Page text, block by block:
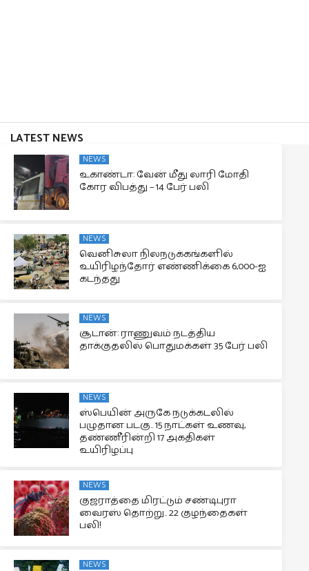
LATEST NEWS
NEWS
உகாண்டா: வேன் மீது லாரி மோதி
கோர விபத்து – 14 பேர் பலி
NEWS
வெனிசுலா நிலநடுக்கங்களில்
உயிரிழந்தோர் எண்ணிக்கை 6,000-ஐ
கடந்தது
NEWS
சூடான்: ராணுவம் நடத்திய
தாக்குதலில் பொதுமக்கள் 35 பேர் பலி
NEWS
ஸ்பெயின் அருகே நடுக்கடலில்
பழுதான படகு.. 15 நாட்கள் உணவு,
தண்ணீரின்றி 17 அகதிகள்
உயிரிழப்பு
NEWS
குஜராத்தை மிரட்டும் சண்டிபுரா
வைரஸ் தொற்று.. 22 குழந்தைகள்
பலி!
NEWS